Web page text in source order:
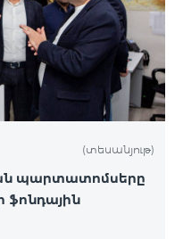
(տեսանյութ)
պարտատոմսերը
ֆոնդային